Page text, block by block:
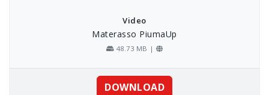
Video
Materasso PiumaUp
48.73 MB |
DOWNLOAD